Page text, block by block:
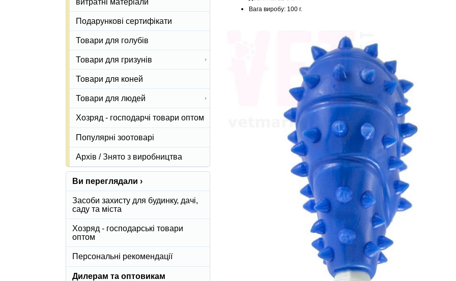
Вага виробу: 100 г.
Подарункові сертифікати
Товари для голубів
Товари для гризунів
Товари для коней
Товари для людей
Хозряд - господарчі товари оптом
Популярні зоотоварі
Архів / Знято з виробництва
Ви переглядали ›
Засоби захисту для будинку, дачі,
саду та міста
Хозряд - господарські товари
оптом
Персональні рекомендації
Дилерам та оптовикам